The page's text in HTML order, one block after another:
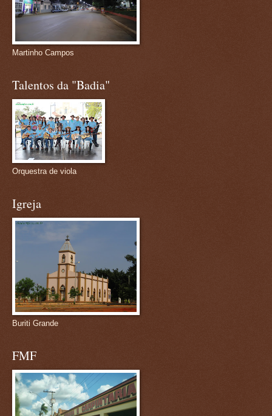
Martinho Campos
Talentos da "Badia"
Orquestra de viola
Igreja
Buriti Grande
FMF